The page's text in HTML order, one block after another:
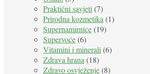
Praktični savjeti (7)
Prirodna kozmetika (1)
Supernamirnice(19)
Supervoće(6)
Vitamini i minerali (6)
Zdrava hrana (18)
Zdravo osvježenje(8)